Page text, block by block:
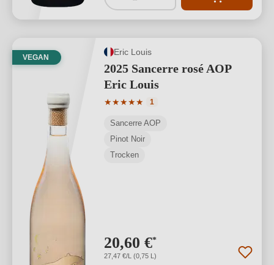
VEGAN
Eric Louis
2025 Sancerre rosé AOP
Eric Louis
★★★★★
Durchschnittliche Bewertung von 5
1
Sancerre AOP
Pinot Noir
Trocken
20,60 €*
27,47 €/L (0,75 L)